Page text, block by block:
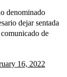
denominado
dejar sentada
de
16, 2022